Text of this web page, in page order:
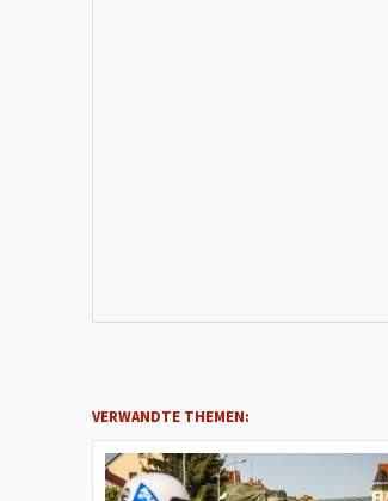
VERWANDTE THEMEN: